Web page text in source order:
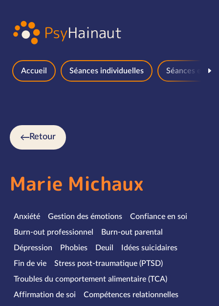
Accueil Séances individuelles Séances en
Retour
Marie Michaux
Spécialités
Anxiété Gestion des émotions
Confiance en soi
Burn-out professionnel
Burn-out parental
Dépression
Phobies Deuil
Idées suicidaires
Fin de vie
Stress post-traumatique (PTSD)
Troubles du comportement alimentaire (TCA)
Affirmation de soi
Compétences relationnelles